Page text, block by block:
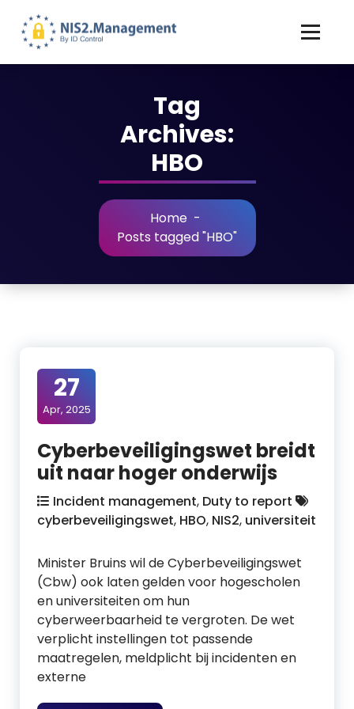
Tag
Archives:
HBO
Home -
Posts tagged "HBO"
27
Apr, 2025
Cyberbeveiligingswet breidt
uit naar hoger onderwijs
Incident management, Duty to report
cyberbeveiligingswet, HBO, NIS2, universiteit
Minister Bruins wil de Cyberbeveiligingswet
(Cbw) ook laten gelden voor hogescholen
en universiteiten om hun
cyberweerbaarheid te vergroten. De wet
verplicht instellingen tot passende
maatregelen, meldplicht bij incidenten en
externe